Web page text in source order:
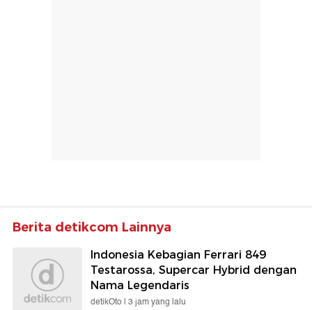
Berita detikcom Lainnya
Indonesia Kebagian Ferrari 849
Testarossa, Supercar Hybrid dengan
Nama Legendaris
detikOto | 3 jam yang lalu